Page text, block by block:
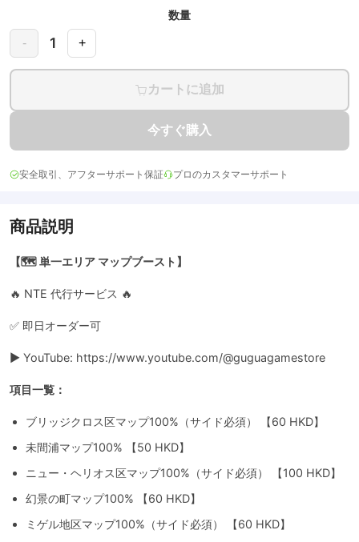
数量
- 1 +
カートに追加
今すぐ購入
安全取引、アフターサポート保証 プロのカスタマーサポート
商品説明
【🗺️ 単一エリア マップブースト】
🔥 NTE 代行サービス 🔥
✅ 即日オーダー可
▶️ YouTube: https://www.youtube.com/@guguagamestore
項目一覧：
ブリッジクロス区マップ100%（サイド必須） 【60 HKD】
未間浦マップ100% 【50 HKD】
ニュー・ヘリオス区マップ100%（サイド必須） 【100 HKD】
幻景の町マップ100% 【60 HKD】
ミゲル地区マップ100%（サイド必須） 【60 HKD】